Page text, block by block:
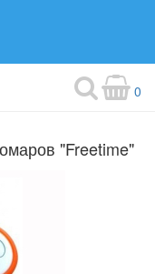
0
"Freetime"